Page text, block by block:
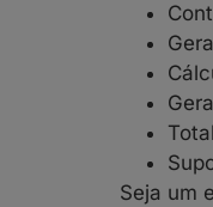
Seja um